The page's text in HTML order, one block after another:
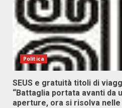
Politica
SEUS e gratuità titoli di
“Battaglia portata avanti da
aperture, ora si risolva nelle